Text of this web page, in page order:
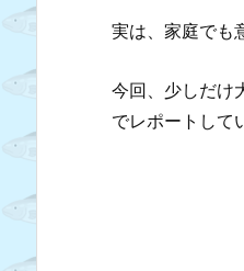
実は、家庭でも
今回、少しだけ
でレポートして